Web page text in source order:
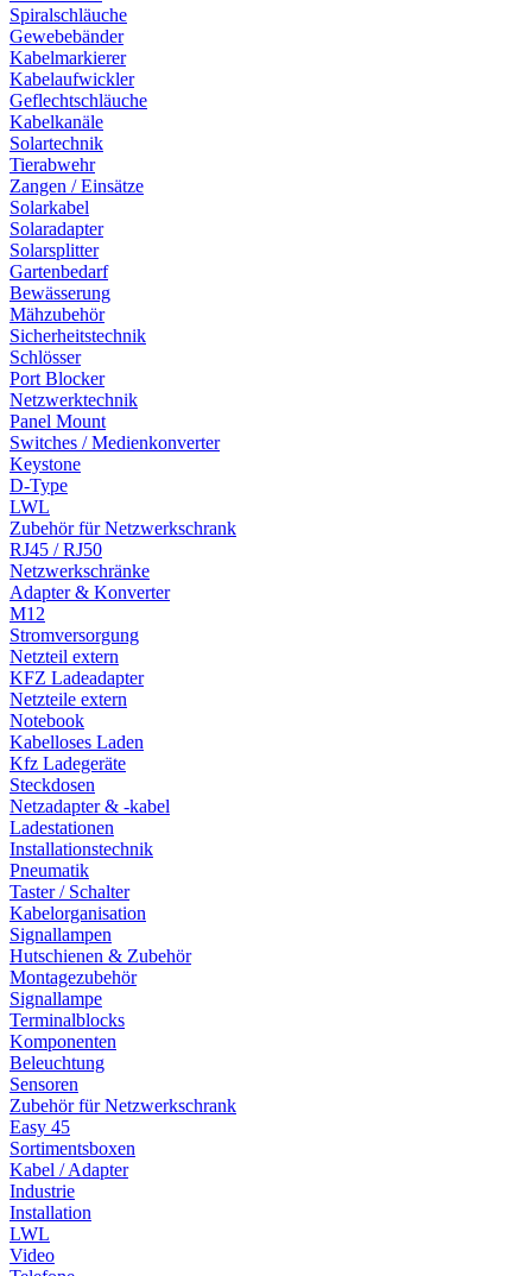
Spiralschläuche
Gewebebänder
Kabelmarkierer
Kabelaufwickler
Geflechtschläuche
Kabelkanäle
Solartechnik
Tierabwehr
Zangen / Einsätze
Solarkabel
Solaradapter
Solarsplitter
Gartenbedarf
Bewässerung
Mähzubehör
Sicherheitstechnik
Schlösser
Port Blocker
Netzwerktechnik
Panel Mount
Switches / Medienkonverter
Keystone
D-Type
LWL
Zubehör für Netzwerkschrank
RJ45 / RJ50
Netzwerkschränke
Adapter & Konverter
M12
Stromversorgung
Netzteil extern
KFZ Ladeadapter
Netzteile extern
Notebook
Kabelloses Laden
Kfz Ladegeräte
Steckdosen
Netzadapter & -kabel
Ladestationen
Installationstechnik
Pneumatik
Taster / Schalter
Kabelorganisation
Signallampen
Hutschienen & Zubehör
Montagezubehör
Signallampe
Terminalblocks
Komponenten
Beleuchtung
Sensoren
Zubehör für Netzwerkschrank
Easy 45
Sortimentsboxen
Kabel / Adapter
Industrie
Installation
LWL
Video